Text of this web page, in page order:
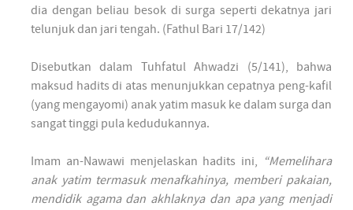
dia dengan beliau besok di surga seperti dekatnya jari
telunjuk dan jari tengah. (Fathul Bari 17/142)
Disebutkan dalam Tuhfatul Ahwadzi (5/141), bahwa
maksud hadits di atas menunjukkan cepatnya peng-kafil
(yang mengayomi) anak yatim masuk ke dalam surga dan
sangat tinggi pula kedudukannya.
Imam an-Nawawi menjelaskan hadits ini,
“Memelihara
anak yatim termasuk menafkahinya, memberi pakaian,
mendidik agama dan akhlaknya dan apa yang menjadi